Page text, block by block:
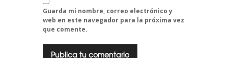
Guarda mi nombre, correo electrónico y
web en este navegador para la próxima vez
que comente.